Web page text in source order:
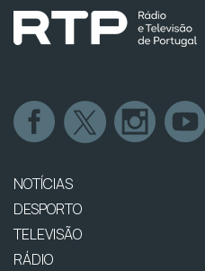
NOTÍCIAS
DESPORTO
TELEVISÃO
RÁDIO